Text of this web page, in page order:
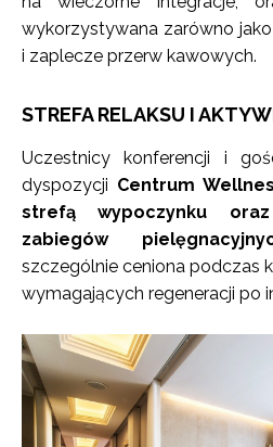
wykorzystywana zarówno
i zaplecze przerw kawowych.
STREFA RELAKSU I
Uczestnicy konferencji i
dyspozycji Centrum
strefą wypoczynku
zabiegów
szczególnie ceniona podczas
wymagających regeneracji po